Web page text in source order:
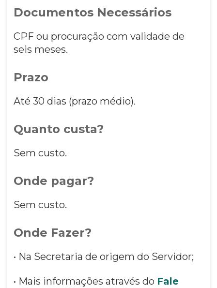
Documentos Necessários
CPF ou procuração com validade de
seis meses.
Prazo
Até 30 dias (prazo médio).
Quanto custa?
Sem custo.
Onde pagar?
Sem custo.
Onde Fazer?
• Na Secretaria de origem do Servidor;
• Mais informações através do Fale